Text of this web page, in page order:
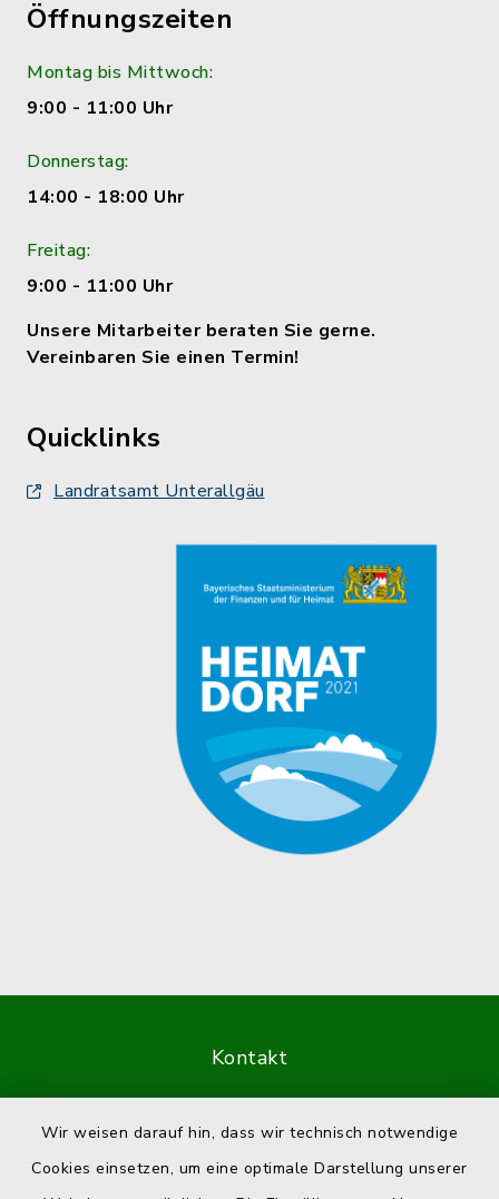
Wir weisen darauf hin, dass wir technisch notwendige
Cookies einsetzen, um eine optimale Darstellung unserer
Öffnungszeiten
Montag bis Mittwoch:
9:00 - 11:00 Uhr
Donnerstag:
14:00 - 18:00 Uhr
Freitag:
9:00 - 11:00 Uhr
Unsere Mitarbeiter beraten Sie gerne.
Vereinbaren Sie einen Termin!
Quicklinks
Landratsamt Unterallgäu
Kontakt
Datenschutz